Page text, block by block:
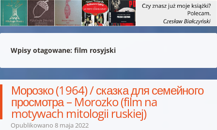
Wpisy otagowane: film rosyjski
Морозко (1964) / сказка для семейного
просмотра – Morozko (film na
motywach mitologii ruskiej)
Opublikowano 8 maja 2022